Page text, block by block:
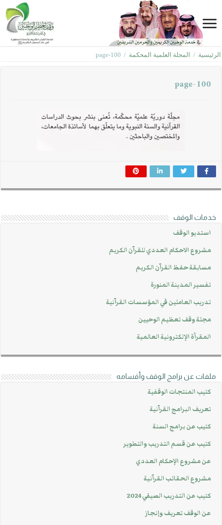
الرئيسية / المجلة العلمية المحكمة /
page-100
page-100
خدمات الوقف
استديو الوقف
مشروع الاحكام العددي للقرآن الكريم
مسابقة حفظ القرآن الكريم
تفسير المدينة المنورة
تدريب العاملين في المؤسسات القرآنية
مجلة وقف تعظيم الوحيين
المقرأة الإلكترونية العالمية
ملفات عن برامج الوقف وأقسامه
كتيب المنتجات الوقفية
تعريف البرامج القرآنية
كتيب عن برامج السنة
كتيب عن قسم التدريب والتطوير
عن مشروع الإحكام العددي
مشروع الحقائب القرآنية
كتيب عن التدريب الصيفي 2024
عن الوقف تعريف وإنجاز